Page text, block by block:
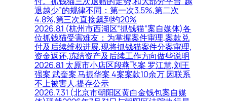
退越少”的规律不同：第一次3.5%,第二次
4.8%,第三次直接飙到约20%
2026.8.1 (杭州市西湖区“抓钱猫”案自媒体)各
位抓钱猫受害难友：为掌握案件审理,案款兑
付及后续维权进展,现将抓钱猫案件分案审理,
资金返还,冻结资产及后续工作方向做些说明
2026.8.1 太原市小店区段燕飞案 罗江慧,刘王
强案 武奎案 马振华案 4案案款10余万 因联系
不上被害人,提存公示
2026.7.31 (北京市朝阳区黄白金钱包案自媒